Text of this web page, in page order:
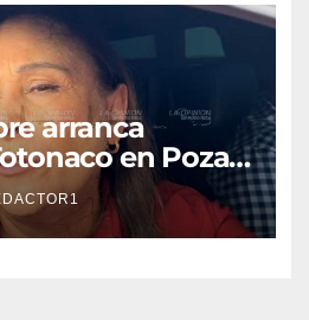
arranca
en Poza